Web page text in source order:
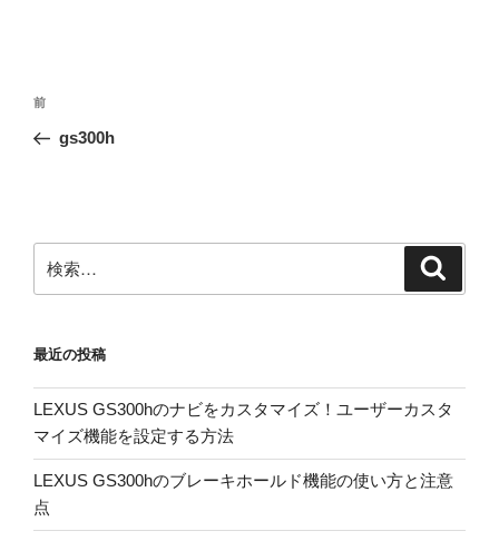
投
ナ
ー
シ
前
の
前
gs300h
索:
最近の投稿
LEXUS GS300hのナビをカスタマイズ！ユーザーカスタ
マイズ機能を設定する方法
LEXUS GS300hのブレーキホールド機能の使い方と注意
点